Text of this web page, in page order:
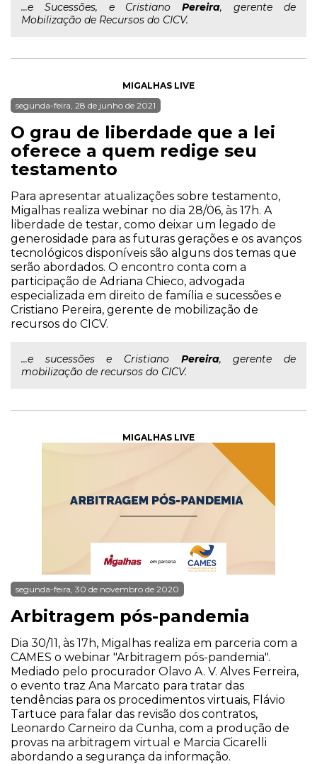
...e Sucessões, e CristianoPereira, gerente de
Mobilização de Recursos do CICV.
MIGALHAS LIVE
segunda-feira, 28 de junho de 2021
O grau de liberdade que a lei
oferece a quem redige seu
testamento
Para apresentar atualizações sobre testamento,
Migalhas realiza webinar no dia 28/06, às 17h. A
liberdade de testar, como deixar um legado de
generosidade para as futuras gerações e os avanços
tecnológicos disponíveis são alguns dos temas que
serão abordados. O encontro conta com a
participação de Adriana Chieco, advogada
especializada em direito de família e sucessões e
Cristiano Pereira, gerente de mobilização de
recursos do CICV.
...e sucessões e Cristiano Pereira, gerente de
mobilização de recursos do CICV.
MIGALHAS LIVE
segunda-feira, 30 de novembro de 2020
Arbitragem pós-pandemia
Dia 30/11, às 17h, Migalhas realiza em parceria com a
CAMES o webinar "Arbitragem pós-pandemia".
Mediado pelo procurador Olavo A. V. Alves Ferreira,
o evento traz Ana Marcato para tratar das
tendências para os procedimentos virtuais, Flávio
Tartuce para falar das revisão dos contratos,
Leonardo Carneiro da Cunha, com a produção de
provas na arbitragem virtual e Marcia Cicarelli
abordando a segurança da informação.